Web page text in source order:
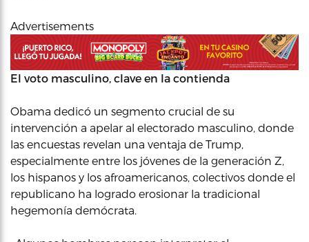
Advertisements
El voto masculino, clave en la contienda
Obama dedicó un segmento crucial de su
intervención a apelar al electorado masculino, donde
las encuestas revelan una ventaja de Trump,
especialmente entre los jóvenes de la generación Z,
los hispanos y los afroamericanos, colectivos donde el
republicano ha logrado erosionar la tradicional
hegemonía demócrata.